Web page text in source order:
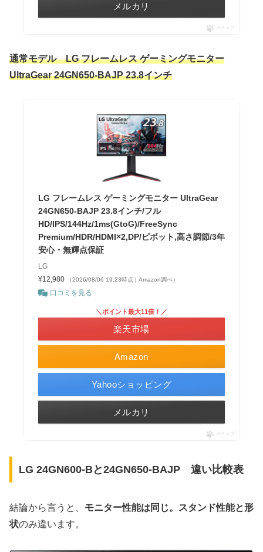
メルカリ
ポチップ
通常モデル LG フレームレス ゲーミングモニター
UltraGear 24GN650-BAJP 23.8インチ
LG フレームレス ゲーミングモニター UltraGear
24GN650-BAJP 23.8インチ/フル
HD/IPS/144Hz/1ms(GtoG)/FreeSync
Premium/HDR/HDMI×2,DP/ピボット,高さ調節/3年
安心・無輝点保証
LG
¥12,980
（2026/08/06 19:23時点 | Amazon調べ）
口コミを見る
Amazon
＼ポイント最大11倍！／
楽天市場
Yahooショッピング
メルカリ
ポチップ
LG 24GN600-Bと24GN650-BAJP 違い比較表
結論から言うと、 モニター性能は同じ。スタンド性能と形
状のみ違います。